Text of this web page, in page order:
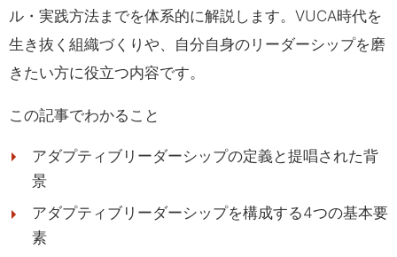
ル・実践方法までを体系的に解説します。VUCA時代を
生き抜く組織づくりや、自分自身のリーダーシップを磨
きたい方に役立つ内容です。
この記事でわかること
アダプティブリーダーシップの定義と提唱された背
景
アダプティブリーダーシップを構成する4つの基本要
素